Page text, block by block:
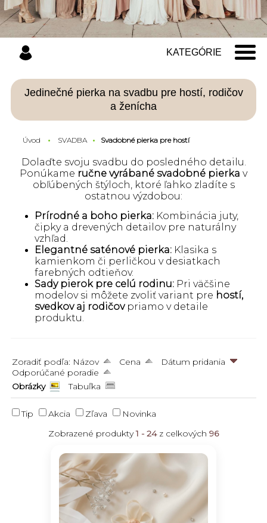
KATEGÓRIE
Jedinečné pierka na svadbu pre hostí, rodičov
a ženícha
Úvod SVADBA Svadobné pierka pre hostí
Dolaďte svoju svadbu do posledného detailu.
Ponúkame ručne vyrábané svadobné pierka v
obľúbených štýloch, ktoré ľahko zladíte s
ostatnou výzdobou:
Prírodné a boho pierka: Kombinácia juty,
čipky a drevených detailov pre naturálny
vzhľad.
Elegantné saténové pierka: Klasika s
kamienkom či perličkou v desiatkach
farebných odtieňov.
Sady pierok pre celú rodinu: Pri väčšine
modelov si môžete zvoliť variant pre hostí,
svedkov aj rodičovpriamo v detaile
produktu.
Zoradiť podľa: Názov Cena
Dátum pridania
Odporúčané poradie
Obrázky
Tabuľka
Tip Akcia Zľava
Novinka
Zobrazené produkty1 - 24z celkových 96